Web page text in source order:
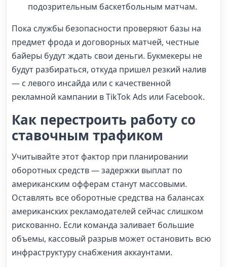
подозрительным баскетбольным матчам.
Пока службы безопасности проверяют базы на
предмет фрода и договорных матчей, честные
байеры будут ждать свои деньги. Букмекеры не
будут разбираться, откуда пришел резкий налив
— с левого инсайда или с качественной
рекламной кампании в TikTok Ads или Facebook.
Как перестроить работу со
ставочным трафиком
Учитывайте этот фактор при планировании
оборотных средств — задержки выплат по
американским офферам станут массовыми.
Оставлять все оборотные средства на балансах
американских рекламодателей сейчас слишком
рискованно. Если команда заливает большие
объемы, кассовый разрыв может остановить всю
инфраструктуру снабжения аккаунтами.